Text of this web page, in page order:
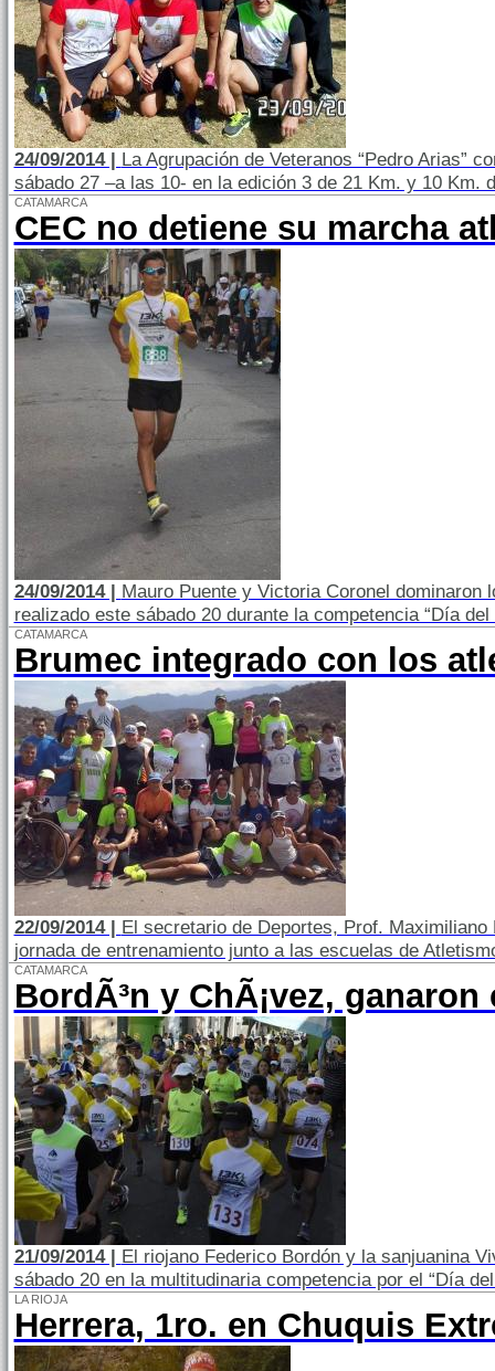
24/09/2014 | La Agrupación de Veteranos “Pedro Arias”
sábado 27 –a las 10- en la edición 3 de 21 Km. y 10 Km.
CATAMARCA
CEC no detiene su marcha
24/09/2014 | Mauro Puente y Victoria Coronel dominaron
realizado este sábado 20 durante la competencia “Día
CATAMARCA
Brumec integrado con los
22/09/2014 | El secretario de Deportes, Prof.
jornada de entrenamiento junto a las escuelas de
CATAMARCA
BordÃ³n y ChÃ¡vez, ganaron
21/09/2014 | El riojano Federico Bordón y la sanjuanina
sábado 20 en la multitudinaria competencia por el “Día
LA RIOJA
Herrera, 1ro. en Chuquis